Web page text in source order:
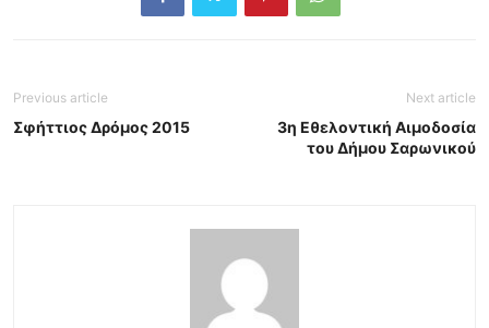
Previous article
Σφήττιος Δρόμος 2015
Next article
3η Εθελοντική Αιμοδοσία
του Δήμου Σαρωνικού